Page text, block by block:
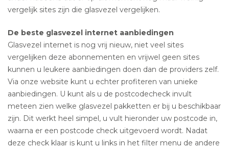
vergelijk sites zijn die glasvezel vergelijken.
De beste glasvezel internet aanbiedingen
Glasvezel internet is nog vrij nieuw, niet veel sites
vergelijken deze abonnementen en vrijwel geen sites
kunnen u leukere aanbiedingen doen dan de providers zelf.
Via onze website kunt u echter profiteren van unieke
aanbiedingen. U kunt als u de postcodecheck invult
meteen zien welke glasvezel pakketten er bij u beschikbaar
zijn. Dit werkt heel simpel, u vult hieronder uw postcode in,
waarna er een postcode check uitgevoerd wordt. Nadat
deze check klaar is kunt u links in het filter menu de andere